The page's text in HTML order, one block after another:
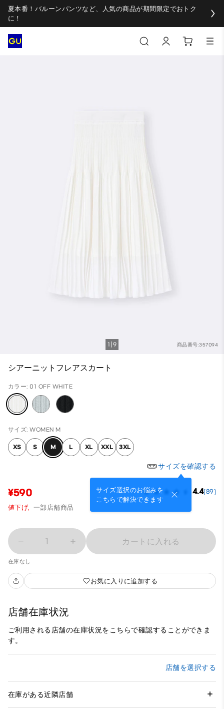
夏本番！バルーンパンツなど、人気の商品が期間限定でおトク
に！
商品番号:357094
1 9
シアーニットフレアスカート
カラー: 01 OFF WHITE
サイズ: WOMEN M
XS S M L XL XXL 3XL
サイズを確認する
サイズ選択のお悩みを
こちらで解決できます
¥590 4.4(89)
値下げ, 一部店舗商品
1 カートに入れる
在庫なし
お気に入りに追加する
店舗在庫状況
ご利用される店舗の在庫状況をこちらで確認することができま
す。
店舗を選択する
在庫がある近隣店舗